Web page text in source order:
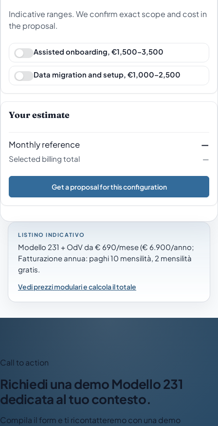
Indicative ranges. We confirm exact scope and cost in
the proposal.
Assisted onboarding, €1,500–3,500
Data migration and setup, €1,000–2,500
Your estimate
Monthly reference —
Selected billing total —
Get a proposal for this configuration
LISTINO INDICATIVO
Modello 231 + OdV da € 690/mese (€ 6.900/anno;
Fatturazione annua: paghi 10 mensilità, 2 mensilità
gratis.
Vedi prezzi modulari e calcola il totale
Call to action
Richiedi una demo Modello 231
dedicata al tuo contesto.
Compila il form e ti ricontatteremo con una demo